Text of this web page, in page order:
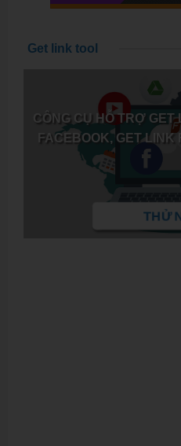
Get link tool
CÔNG CỤ HỖ TRỢ GET
FACEBOOK, GET LINK
THỬ